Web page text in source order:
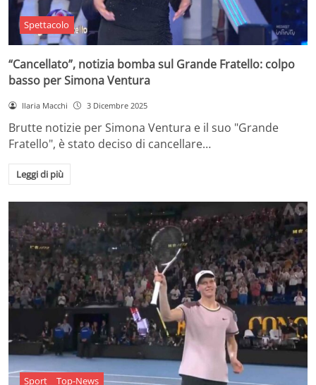
Spettacolo
“Cancellato”, notizia bomba sul Grande Fratello: colpo
basso per Simona Ventura
Ilaria Macchi 3 Dicembre 2025
Brutte notizie per Simona Ventura e il suo "Grande
Fratello", è stato deciso di cancellare…
Leggi di più
Sport Top-News